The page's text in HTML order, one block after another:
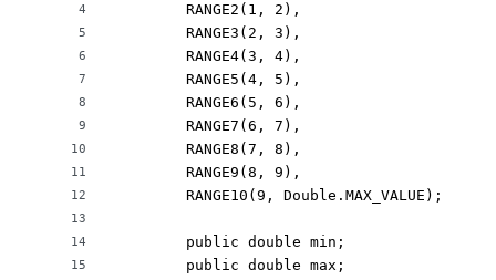
4
5
6
7
8
9
10
11
12
13
14
15
        RANGE2(1, 2),
        RANGE3(2, 3),
        RANGE4(3, 4),
        RANGE5(4, 5),
        RANGE6(5, 6),
        RANGE7(6, 7),
        RANGE8(7, 8),
        RANGE9(8, 9),
        RANGE10(9, Double.MAX_VALUE);
        public double min;
        public double max;